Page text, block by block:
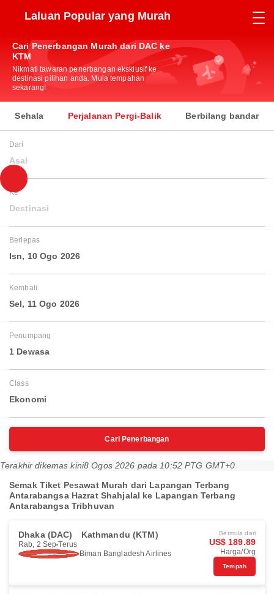
Laluan Popular yang Murah
Cari Penerbangan Murah dari DAC ke
KTM
Nikmati tawaran penerbangan eksklusif ke
destinasi pilihan anda. Mula tempahan
sekarang!
Sehala Perjalanan Pergi-Balik Berbilang bandar
Dari
Asal
Ke
Destinasi
Berlepas
Isn, 10 Ogo 2026
Kembali
Sel, 11 Ogo 2026
Penumpang
1 Dewasa
Class
Ekonomi
Cari Penerbangan
Terakhir dikemas kini8 Ogos 2026 pada 10:52 PTG GMT+0
Semak Tiket Pesawat Murah dari Lapangan Terbang
Antarabangsa Hazrat Shahjalal ke Lapangan Terbang
Antarabangsa Tribhuvan
Dhaka (DAC) Kathmandu (KTM)
Rab, 2 Sep Terus
Biman Bangladesh Airlines
Bermula dari
US$ 189.89
Harga/Org
Tempah